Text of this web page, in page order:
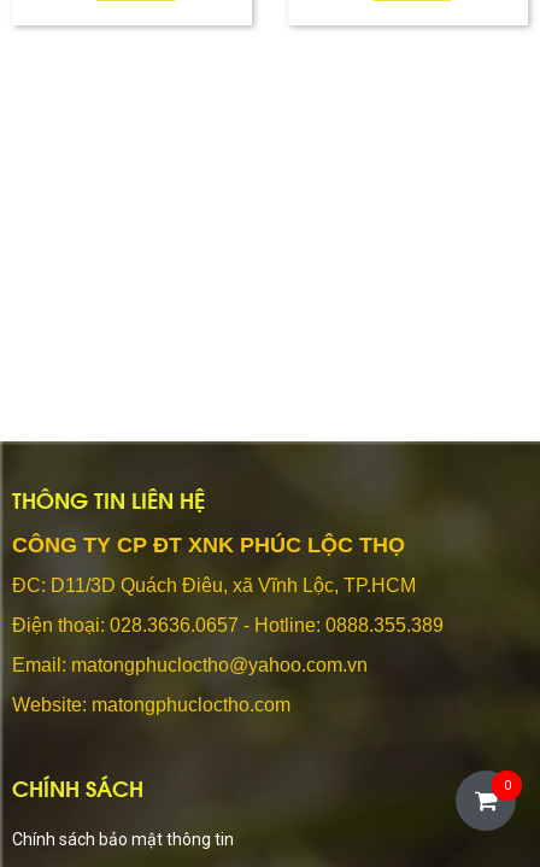
THÔNG TIN LIÊN HỆ
CÔNG TY CP ĐT XNK PHÚC LỘC THỌ
ĐC: D11/3D Quách Điêu, xã Vĩnh Lộc, TP.HCM
Điện thoại: 028.3636.0657 - Hotline: 0888.355.389
Email: matongphucloctho@yahoo.com.vn
Website: matongphucloctho.com
CHÍNH SÁCH
Chính sách bảo mật thông tin
0